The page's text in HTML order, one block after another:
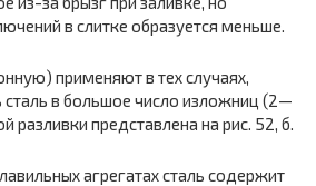
в слитке образуется меньше.
применяют в тех случаях,
сталь в большое число изложниц (2—
разливки представлена на рис. 52, б.
агрегатах сталь содер­жит